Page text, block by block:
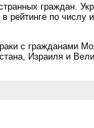
граждан.
рейтинге по
с гражданами
Израиля и